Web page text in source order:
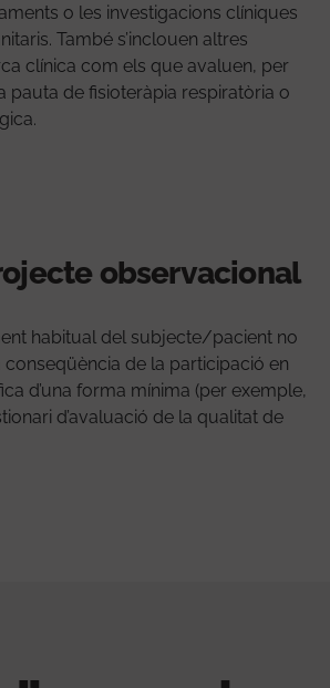
o les investigacions clíniques
També s’inclouen altres
clínica com els que avaluen, per
pauta de fisioteràpia respiratòria o
observacional
habitual del subjecte/pacient no
de la participació en
d’una forma mínima (per exemple,
d’avaluació de la qualitat de